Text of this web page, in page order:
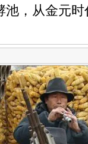
池，从金元